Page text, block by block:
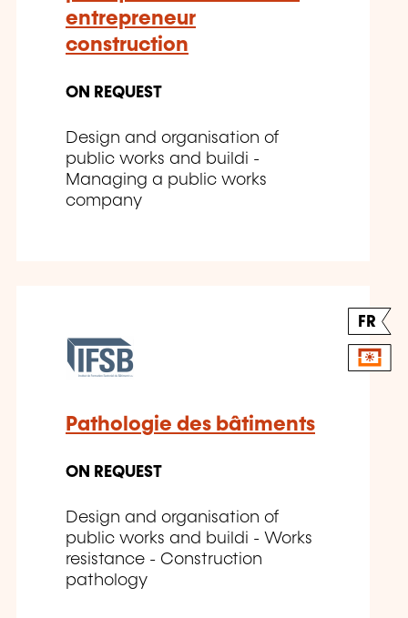
entrepreneur
construction
ON REQUEST
Design and organisation of
public works and buildi -
Managing a public works
company
FR
Pathologie des bâtiments
ON REQUEST
Design and organisation of
public works and buildi - Works
resistance - Construction
pathology